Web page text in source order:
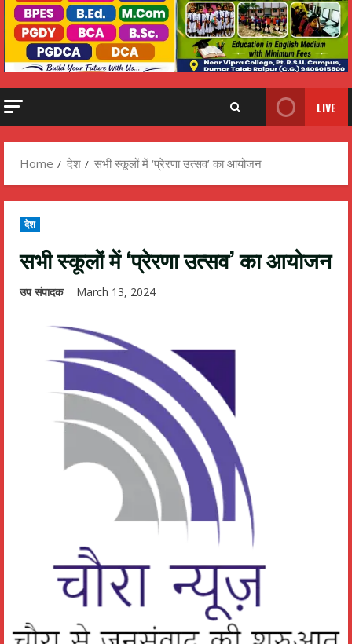
LIVE
Home देश सभी स्कूलों में ‘प्रेरणा उत्सव’ का आयोजन
देश
सभी स्कूलों में ‘प्रेरणा उत्सव’ का आयोजन
उप संपादक March 13, 2024